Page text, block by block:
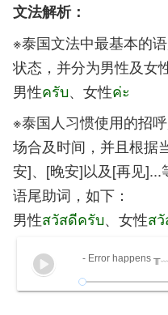
文法解析：
※泰国文法中最基本的
状态，并分为男性及女
男性ครับ、女性ค่ะ
※泰国人习惯使用的招
场合及时间，并且根据
安]、[晚安]以及[再见]...
语尾助词，如下：
男性สวัสดีครับ、女性ส
- Error happens